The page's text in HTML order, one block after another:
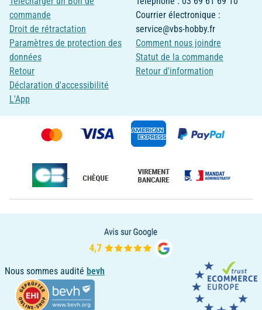
commande
Droit de rétractation
Paramètres de protection des
données
Retour
Déclaration d'accessibilité
L'App
Courrier électronique :
service@vbs-hobby.fr
Comment nous joindre
Statut de la commande
Retour d'information
Nous sommes audité bevh